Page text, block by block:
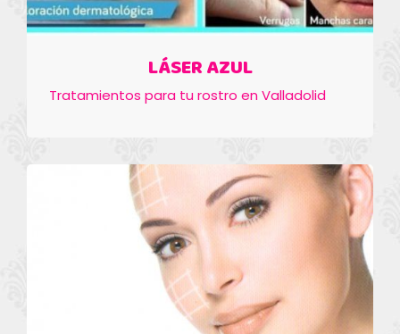
LÁSER AZUL
Tratamientos para tu rostro en Valladolid